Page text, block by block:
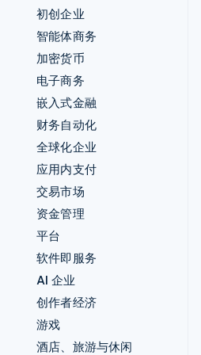
初创企业
智能体商务
加密货币
电子商务
嵌入式金融
财务自动化
全球化企业
应用内支付
交易市场
资金管理
平台
软件即服务
AI 企业
创作者经济
游戏
酒店、旅游与休闲